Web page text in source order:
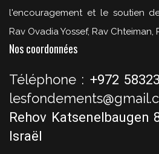
l'encouragement et le soutien
Rav Ovadia Yossef, Rav Chteiman,
Nos coordonnées
Téléphone : +972
Rehov Katsenelbaugen
Israël